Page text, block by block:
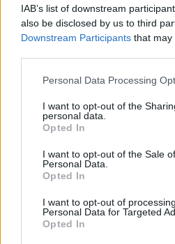
IAB’s list of downstream
also be disclosed by us to third
Downstream Participants that may
Please note that this website/app
not limited to your visit or usage
grant or deny consent to Google
use your data for below specified
consent section.
Personal Data Processing
I want to opt-out of the
personal data.
Opted In
I want to opt-out of the Sale
Personal Data.
Opted In
I want to opt-out of
Personal Data for Targeted
Opted In
Το Χόλιγουντ αποχαιρετά τον
ετών έγινε γνωστή τη
με την ανακοίνωση της
ξαφνικά
13.07.2026, 21:33 7